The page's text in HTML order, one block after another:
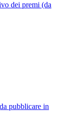
dei premi (da
pubblicare in